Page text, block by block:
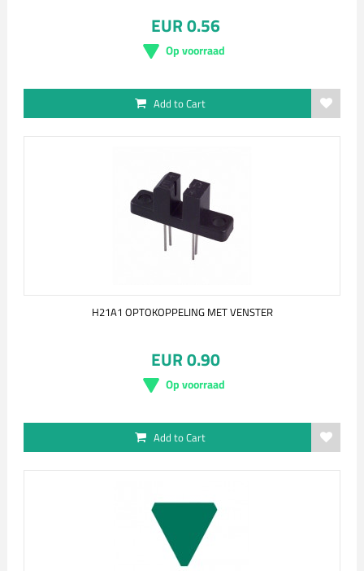
EUR 0.56
Op voorraad
Add to Cart
H21A1 OPTOKOPPELING MET VENSTER
EUR 0.90
Op voorraad
Add to Cart